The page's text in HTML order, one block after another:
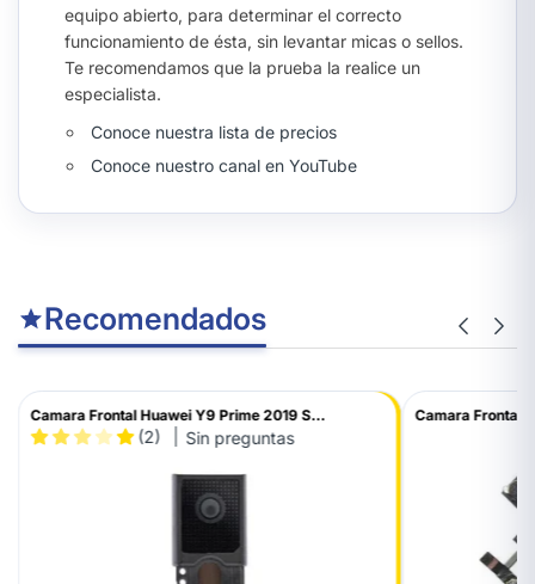
equipo abierto, para determinar el correcto
funcionamiento de ésta, sin levantar micas o sellos.
Te recomendamos que la prueba la realice un
especialista.
Conoce nuestra lista de precios
Conoce nuestro canal en YouTube
Recomendados
Camara Frontal Huawei Y9 Prime 2019 S...
(2) Sin preguntas
Camara Frontal